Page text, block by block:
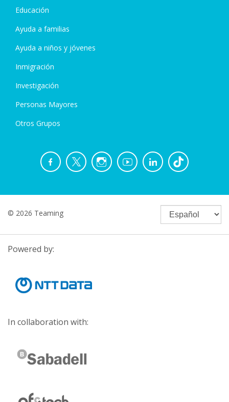
Educación
Ayuda a familias
Ayuda a niños y jóvenes
Inmigración
Investigación
Personas Mayores
Otros Grupos
© 2026 Teaming
Powered by:
In collaboration with: